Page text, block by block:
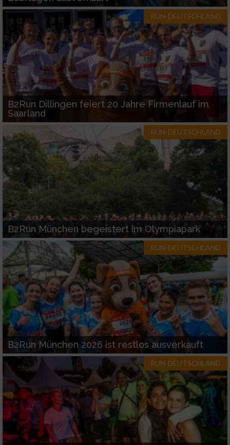
RUN-DEUTSCHLAND
B2Run Dillingen feiert 20 Jahre Firmenlauf im
Saarland
RUN-DEUTSCHLAND
B2Run München begeistert im Olympiapark
RUN-DEUTSCHLAND
B2Run München 2026 ist restlos ausverkauft
RUN-DEUTSCHLAND